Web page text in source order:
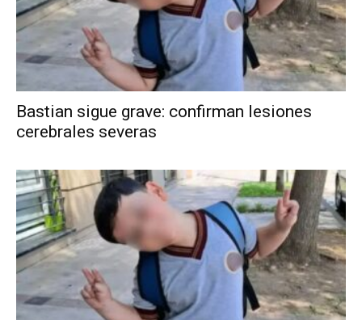
Bastian sigue grave: confirman lesiones
cerebrales severas